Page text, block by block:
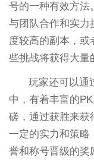
号的一种有效方法
与团队合作和实力
度较高的副本，
些挑战将获得大量
玩家还可以通
中，有着丰富的
磋，通过获胜来获
一定的实力和策略
誉和称号晋级的奖